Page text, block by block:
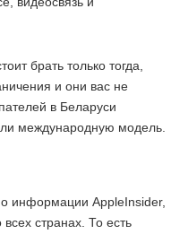
брать только тогда,
и они вас не
в Беларуси
международную модель.
информации AppleInsider,
странах. То есть